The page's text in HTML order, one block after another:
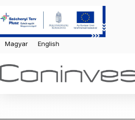
Magyar English